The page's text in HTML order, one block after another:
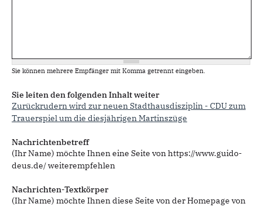
Sie können mehrere Empfänger mit Komma getrennt eingeben.
Sie leiten den folgenden Inhalt weiter
Zurückrudern wird zur neuen Stadthausdisziplin - CDU zum
Trauerspiel um die diesjährigen Martinszüge
Nachrichtenbetreff
(Ihr Name) möchte Ihnen eine Seite von https://www.guido-
deus.de/ weiterempfehlen
Nachrichten-Textkörper
(Ihr Name) möchte Ihnen diese Seite von der Homepage von